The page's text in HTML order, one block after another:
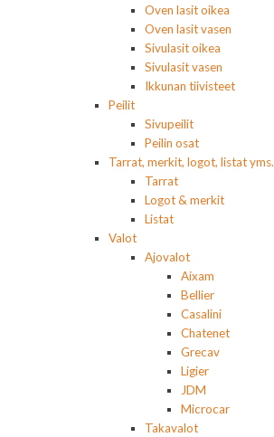
Oven lasit oikea
Oven lasit vasen
Sivulasit oikea
Sivulasit vasen
Ikkunan tiivisteet
Peilit
Sivupeilit
Peilin osat
Tarrat, merkit, logot, listat yms.
Tarrat
Logot & merkit
Listat
Valot
Ajovalot
Aixam
Bellier
Casalini
Chatenet
Grecav
Ligier
JDM
Microcar
Takavalot